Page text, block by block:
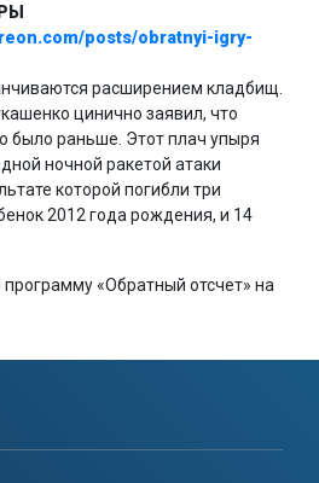
posts/obratnyi-igry-
расширением кладбищ.
цинично заявил, что
было раньше. Этот плач упыря
ночной ракетой атаки
которой погибли три
2012 года рождения, и 14
«Обратный отсчет» на